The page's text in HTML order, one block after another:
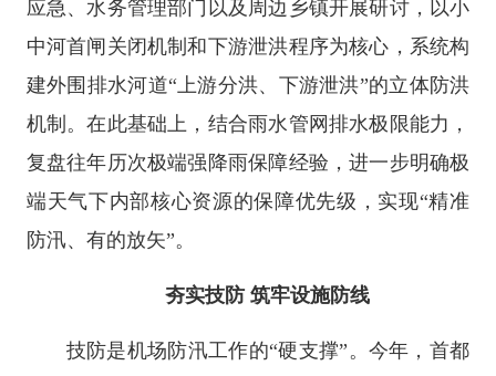
应急、水务管理部门以及周边乡镇开展研讨，以小
中河首闸关闭机制和下游泄洪程序为核心，系统构
建外围排水河道“上游分洪、下游泄洪”的立体防洪
机制。在此基础上，结合雨水管网排水极限能力，
复盘往年历次极端强降雨保障经验，进一步明确极
端天气下内部核心资源的保障优先级，实现“精准
防汛、有的放矢”。
夯实技防 筑牢设施防线
技防是机场防汛工作的“硬支撑”。今年，首都